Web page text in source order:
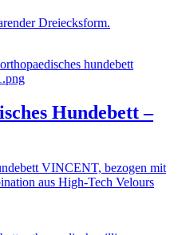
Dreiecksform.
Hundebett –
VINCENT, bezogen mit
aus High-Tech Velours